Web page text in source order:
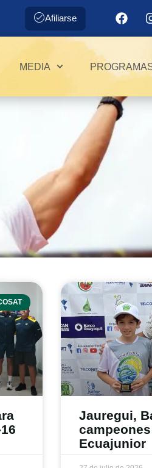
Afiliarse
MEDIA
Jauregui,
Ecuajunior